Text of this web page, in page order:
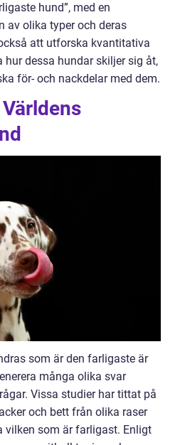
hund”, med en
av olika typer och deras
att utforska kvantitativa
dessa hundar skiljer sig åt,
för- och nackdelar med dem.
som är den farligaste är
många olika svar
Vissa studier har tittat på
och bett från olika raser
som är farligast. Enligt